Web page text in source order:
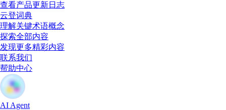
查看产品更新日志
云登词典
理解关键术语概念
探索全部内容
发现更多精彩内容
联系我们
帮助中心
AI Agent